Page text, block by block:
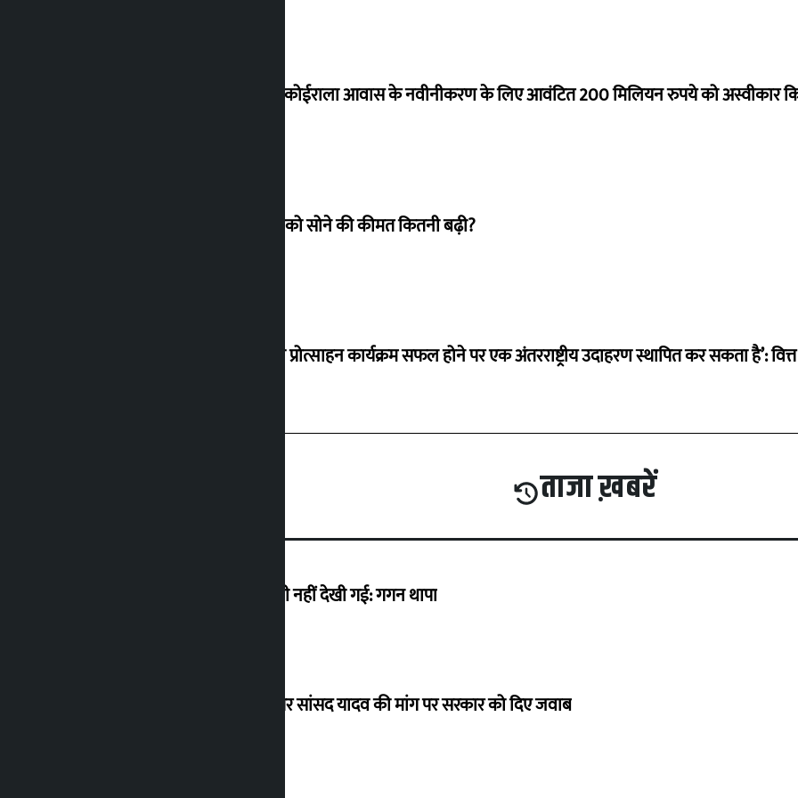
शेखर ने कोईराला आवास के नवीनीकरण के लिए आवंटित 200 मिलियन रुपये को अस्वीकार
शुक्रवार को सोने की कीमत कितनी बढ़ी?
‘करदाता प्रोत्साहन कार्यक्रम सफल होने पर एक अंतरराष्ट्रीय उदाहरण स्थापित कर सकता है’: वित्त
ताजा ख़बरें
मैं ऐसी अराजकता देख रहा हूं जो देश में कभी नहीं देखी गई: गगन थापा
विधानसभा अध्यक्ष ने ढल्केबार ट्रॉमा सेंटर पर सांसद यादव की मांग पर सरकार को दिए जवाब